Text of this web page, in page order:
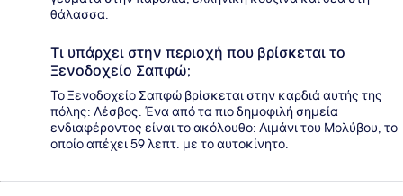
θάλασσα.
Τι υπάρχει στην περιοχή που βρίσκεται το
Ξενοδοχείο Σαπφώ;
Το Ξενοδοχείο Σαπφώ βρίσκεται στην καρδιά αυτής της
πόλης: Λέσβος. Ένα από τα πιο δημοφιλή σημεία
ενδιαφέροντος είναι το ακόλουθο: Λιμάνι του Μολύβου, το
οποίο απέχει 59 λεπτ. με το αυτοκίνητο.